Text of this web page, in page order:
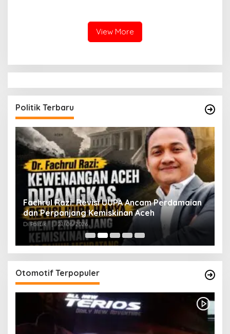
View More
Politik Terbaru
Fachrul Razi: Revisi UUPA Ancam Perdamaian
dan Perpanjang Kemiskinan Aceh
Di Politik | 21/06/2026
Otomotif Terpopuler